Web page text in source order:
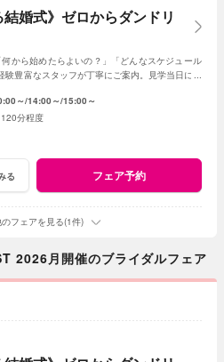
結婚式》ゼロからダンドリ
から始めたらよいの？」「どんなスケジュール
豊富なスタッフが丁寧にご案内。見学当日に契
～ 14:00～ 15:00～
120分程度
る フェア予約
フェアを見る(1件)
2026月開催のブライダルフェア